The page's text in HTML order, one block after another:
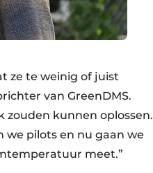
ze te weinig of juist
van GreenDMS.
kunnen oplossen.
we pilots en nu gaan we
meet.”